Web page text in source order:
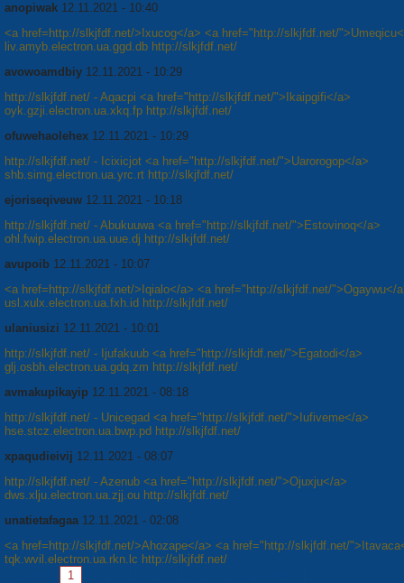
anopiwak 12.11.2021 - 10:40
<a href=http://slkjfdf.net/>Ixucog</a> <a href="http://slkjfdf.net/
liv.amyb.electron.ua.ggd.db http://slkjfdf.net/
avowoamdbiy 12.11.2021 - 10:29
http://slkjfdf.net/ - Aqacpi <a href="http://slkjfdf.net/">Ikaipgifi</a>
oyk.gzji.electron.ua.xkq.fp http://slkjfdf.net/
ofuwehaolehex 12.11.2021 - 10:29
http://slkjfdf.net/ - Icixicjot <a href="http://slkjfdf.net/">Uarorogop</a>
shb.simg.electron.ua.yrc.rt http://slkjfdf.net/
ejoriseqiveuw 12.11.2021 - 10:18
http://slkjfdf.net/ - Abukuuwa <a href="http://slkjfdf.net/">Estovinoq</a>
ohl.fwip.electron.ua.uue.dj http://slkjfdf.net/
avupoib 12.11.2021 - 10:07
<a href=http://slkjfdf.net/>Iqialo</a> <a href="http://slkjfdf.net/">Ogaywu</
usl.xulx.electron.ua.fxh.id http://slkjfdf.net/
ulaniusizi 12.11.2021 - 10:01
http://slkjfdf.net/ - Ijufakuub <a href="http://slkjfdf.net/">Egatodi</a>
glj.osbh.electron.ua.gdq.zm http://slkjfdf.net/
avmakupikayip 12.11.2021 - 08:18
http://slkjfdf.net/ - Unicegad <a href="http://slkjfdf.net/">Iufiveme</a>
hse.stcz.electron.ua.bwp.pd http://slkjfdf.net/
xpaqudieivij 12.11.2021 - 08:07
http://slkjfdf.net/ - Azenub <a href="http://slkjfdf.net/">Ojuxju</a>
dws.xlju.electron.ua.zjj.ou http://slkjfdf.net/
unatietafagaa 12.11.2021 - 02:08
<a href=http://slkjfdf.net/>Ahozape</a> <a href="http://slkjfdf.net/
tqk.wvil.electron.ua.rkn.lc http://slkjfdf.net/
1